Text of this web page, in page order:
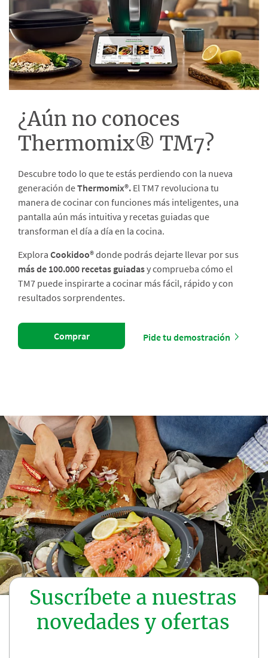
¿Aún no conoces
Thermomix® TM7?
Descubre todo lo que te estás perdiendo con la nueva
generación deThermomix®. El TM7 revoluciona tu
manera de cocinar con funciones más inteligentes, una
pantalla aún más intuitiva y recetas guiadas que
transforman el día a día en la cocina.
Explora Cookidoo®donde podrás dejarte llevar por sus
más de 100.000 recetas guiadasy comprueba cómo el
TM7 puede inspirarte a cocinar más fácil, rápido y con
resultados sorprendentes.
Comprar Pide tu demostración
Suscríbete a nuestras
novedades y ofertas